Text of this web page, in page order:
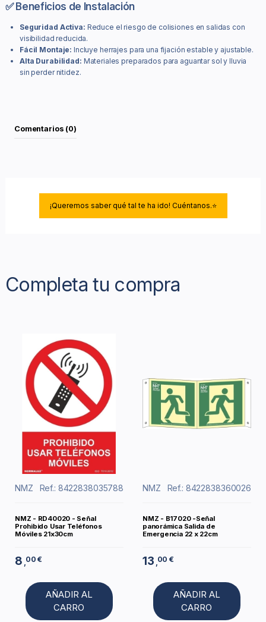
✅ Beneficios de Instalación
Seguridad Activa: Reduce el riesgo de colisiones en salidas con
visibilidad reducida.
Fácil Montaje: Incluye herrajes para una fijación estable y ajustable.
Alta Durabilidad: Materiales preparados para aguantar sol y lluvia
sin perder nitidez.
Comentarios (0)
¡Queremos saber qué tal te ha ido! Cuéntanos.⭐
Completa tu compra
NMZ Ref.: 8422838035788
NMZ - RD40020 - Señal
Prohibido Usar Teléfonos
Móviles 21x30cm
8 00 €
AÑADIR AL
CARRO
NMZ Ref.: 8422838360026
NMZ - B17020 -Señal
panorámica Salida de
Emergencia 22 x 22cm
13 00 €
AÑADIR AL
CARRO